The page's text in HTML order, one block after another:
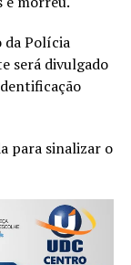
da Polícia
será divulgado
para sinalizar o